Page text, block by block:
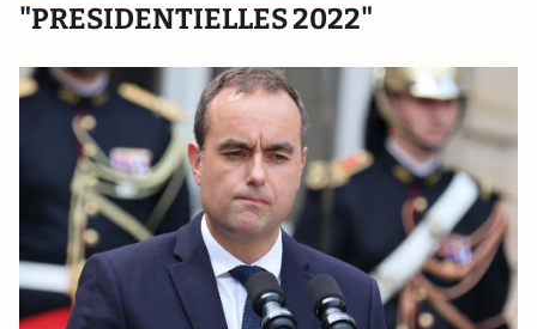
"PRESIDENTIELLES 2022"